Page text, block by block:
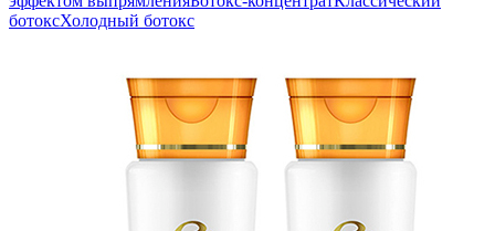
ботоксХолодный ботокс